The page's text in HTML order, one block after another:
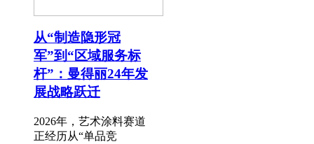
从“制造隐形冠
军”到“区域服务标
杆”：曼得丽24年发
展战略跃迁
2026年，艺术涂料赛道
正经历从“单品竞